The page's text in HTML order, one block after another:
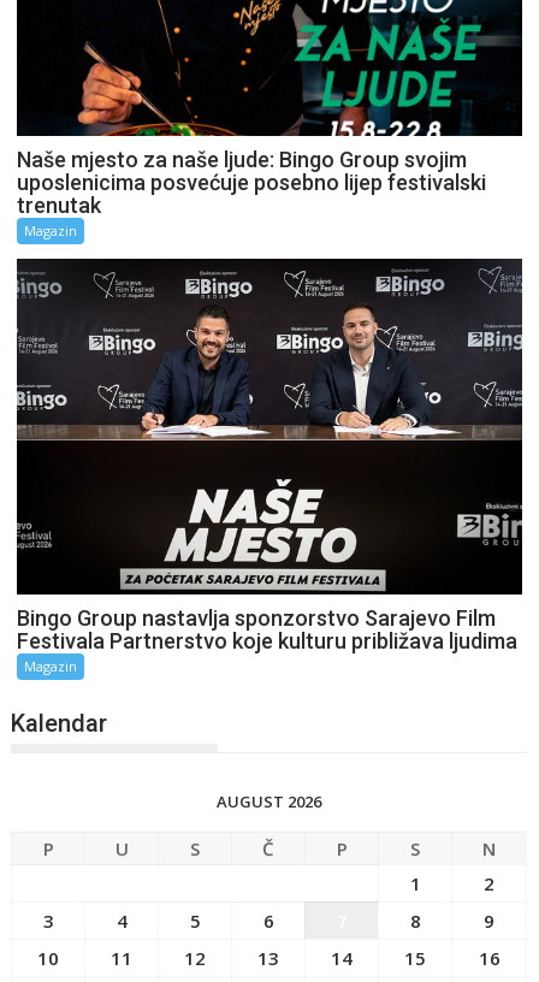
Naše mjesto za naše ljude: Bingo Group svojim
uposlenicima posvećuje posebno lijep festivalski
trenutak
Magazin
Bingo Group nastavlja sponzorstvo Sarajevo Film
Festivala Partnerstvo koje kulturu približava ljudima
Magazin
Kalendar
AUGUST 2026
P U S Č P S
N
1
2
3
4 5 6 8
9
10
11 12 13 14 15
16